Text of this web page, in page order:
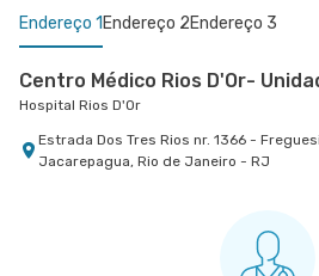
Endereço 1 Endereço 2Endereço 3
Centro Médico Rios D'Or-
Hospital Rios D'Or
Estrada Dos Tres Rios nr. 1366 -
Jacarepagua, Rio de Janeiro - RJ
Avenida Nelson Mufarrej nr. 255 1° Andar
Avenida Atlantica nr. 4240 2° Andar Sala
Copacabana, Rio de Janeiro - RJ